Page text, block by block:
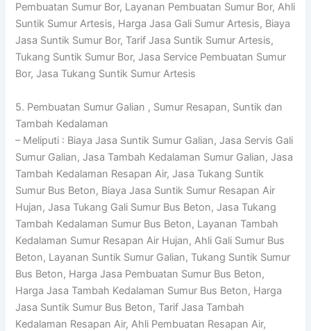
Pembuatan Sumur Bor, Layanan Pembuatan Sumur Bor, Ahli
Suntik Sumur Artesis, Harga Jasa Gali Sumur Artesis, Biaya
Jasa Suntik Sumur Bor, Tarif Jasa Suntik Sumur Artesis,
Tukang Suntik Sumur Bor, Jasa Service Pembuatan Sumur
Bor, Jasa Tukang Suntik Sumur Artesis
5. Pembuatan Sumur Galian , Sumur Resapan, Suntik dan
Tambah Kedalaman
– Meliputi : Biaya Jasa Suntik Sumur Galian, Jasa Servis Gali
Sumur Galian, Jasa Tambah Kedalaman Sumur Galian, Jasa
Tambah Kedalaman Resapan Air, Jasa Tukang Suntik
Sumur Bus Beton, Biaya Jasa Suntik Sumur Resapan Air
Hujan, Jasa Tukang Gali Sumur Bus Beton, Jasa Tukang
Tambah Kedalaman Sumur Bus Beton, Layanan Tambah
Kedalaman Sumur Resapan Air Hujan, Ahli Gali Sumur Bus
Beton, Layanan Suntik Sumur Galian, Tukang Suntik Sumur
Bus Beton, Harga Jasa Pembuatan Sumur Bus Beton,
Harga Jasa Tambah Kedalaman Sumur Bus Beton, Harga
Jasa Suntik Sumur Bus Beton, Tarif Jasa Tambah
Kedalaman Resapan Air, Ahli Pembuatan Resapan Air,